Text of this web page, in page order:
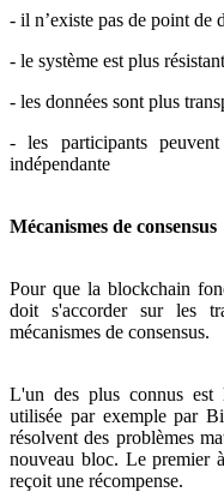
- il n’existe pas de point de
- le système est plus
- les données sont plus
- les participants
indépendante
Mécanismes de consensus
Pour que la blockchain
doit s'accorder sur les
mécanismes de consensus.
L'un des plus connus
utilisée par exemple par
résolvent des problèmes
nouveau bloc. Le premier
reçoit une récompense.